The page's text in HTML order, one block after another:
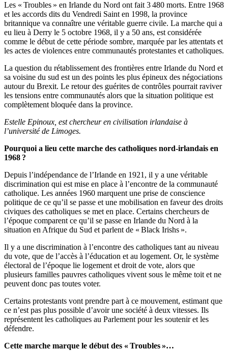
Les « Troubles » en Irlande du Nord ont fait 3 480 morts. Entre 1968
et les accords dits du Vendredi Saint en 1998, la province
britannique va connaître une véritable guerre civile. La marche qui a
eu lieu à Derry le 5 octobre 1968, il y a 50 ans, est considérée
comme le début de cette période sombre, marquée par les attentats et
les actes de violences entre communautés protestantes et catholiques.
La question du rétablissement des frontières entre Irlande du Nord et
sa voisine du sud est un des points les plus épineux des négociations
autour du Brexit. Le retour des guérites de contrôles pourrait raviver
les tensions entre communautés alors que la situation politique est
complètement bloquée dans la province.
Estelle Epinoux, est chercheur en civilisation irlandaise à
l’université de Limoges.
Pourquoi a lieu cette marche des catholiques nord-irlandais en
1968 ?
Depuis l’indépendance de l’Irlande en 1921, il y a une véritable
discrimination qui est mise en place à l’encontre de la communauté
catholique. Les années 1960 marquent une prise de conscience
politique de ce qu’il se passe et une mobilisation en faveur des droits
civiques des catholiques se met en place. Certains chercheurs de
l’époque comparent ce qu’il se passe en Irlande du Nord à la
situation en Afrique du Sud et parlent de « Black Irishs ».
Il y a une discrimination à l’encontre des catholiques tant au niveau
du vote, que de l’accès à l’éducation et au logement. Or, le système
électoral de l’époque lie logement et droit de vote, alors que
plusieurs familles pauvres catholiques vivent sous le même toit et ne
peuvent donc pas toutes voter.
Certains protestants vont prendre part à ce mouvement, estimant que
ce n’est pas plus possible d’avoir une société à deux vitesses. Ils
représentent les catholiques au Parlement pour les soutenir et les
défendre.
Cette marche marque le début des « Troubles »…